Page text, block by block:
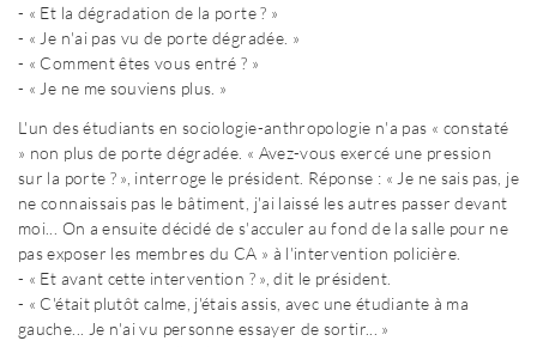
- « Et la dégradation de la porte ? »
- « Je n'ai pas vu de porte dégradée. »
- « Comment êtes vous entré ? »
- « Je ne me souviens plus. »
L'un des étudiants en sociologie-anthropologie n'a pas « constaté
» non plus de porte dégradée. « Avez-vous exercé une pression
sur la porte ? », interroge le président. Réponse : « Je ne sais pas, je
ne connaissais pas le bâtiment, j'ai laissé les autres passer devant
moi... On a ensuite décidé de s'acculer au fond de la salle pour ne
pas exposer les membres du CA » à l'intervention policière.
- « Et avant cette intervention ? », dit le président.
- « C'était plutôt calme, j'étais assis, avec une étudiante à ma
gauche... Je n'ai vu personne essayer de sortir... »